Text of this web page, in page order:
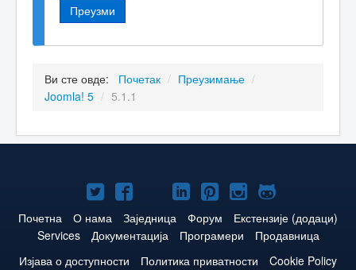
Преузми
Ви сте овде: Почетак / Преузимање /
Joomla! 5 / 5.1.1
Joomla!
нa
Twitteru
Joomla!
нa
Facebooku
Joomla!
нa
YouTube
Joomla!
нa
LinkedIn
Joomla!
нa
Pinterest
Joomla!
нa
Instagram
Joomla!
нa
GitHub
Почетна О нама Заједница Форум
Екстензије (додаци)
Services
Документација Програмери
Продавница
Изјава о доступности
Политика приватности
Cookie Policy